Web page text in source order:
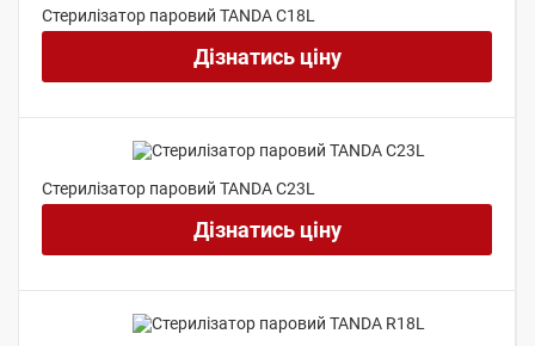
Стерилізатор паровий TANDA C18L
Дізнатись ціну
Стерилізатор паровий TANDA C23L
Дізнатись ціну